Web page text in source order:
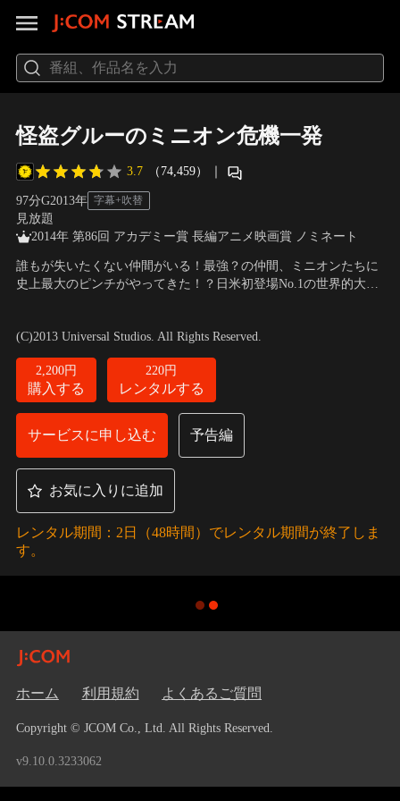
怪盗グルーのミニオン危機一発
3.7 （74,459） ｜
97分G2013年 字幕+吹替
見放題
2014年 第86回 アカデミー賞 長編アニメ映画賞 ノミネート
誰もが失いたくない仲間がいる！最強？の仲間、ミニオンたちに
史上最大のピンチがやってきた！？日米初登場No.1の世界的大ヒ
ニオンたちと楽しく暮らしていた。ところがある日、反悪党同盟
の捜査官と名乗る美女・ルーシーに誘拐され…！？
ス・ルノー
(C)2013 Universal Studios. All Rights Reserved.
2,200円
購入する
220円
レンタルする
サービスに申し込む 予告編
お気に入りに追加
レンタル期間：2日（48時間）でレンタル期間が終了しま
す。
ホーム 利用規約 よくあるご質問
Copyright © JCOM Co., Ltd. All Rights Reserved.
v9.10.0.3233062